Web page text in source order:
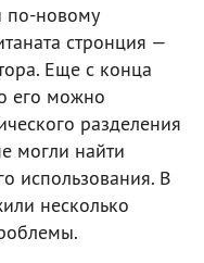
по-новому
стронция —
Еще с конца
его можно
разделения
могли найти
использования. В
несколько